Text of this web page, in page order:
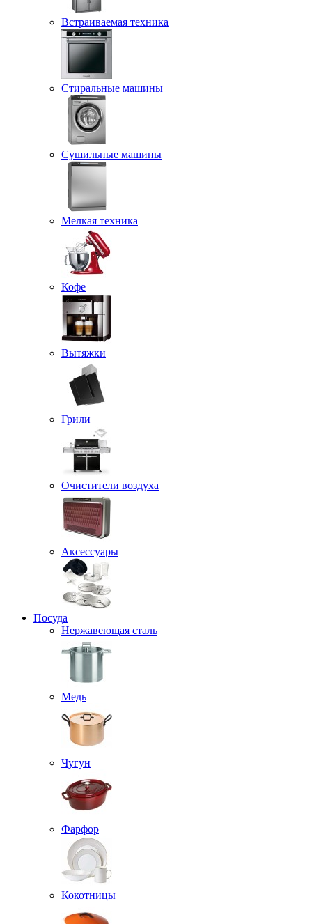
Встраиваемая техника
Стиральные машины
Сушильные машины
Мелкая техника
Кофе
Вытяжки
Грили
Очистители воздуха
Аксессуары
Посуда
Нержавеющая сталь
Медь
Чугун
Фарфор
Кокотницы